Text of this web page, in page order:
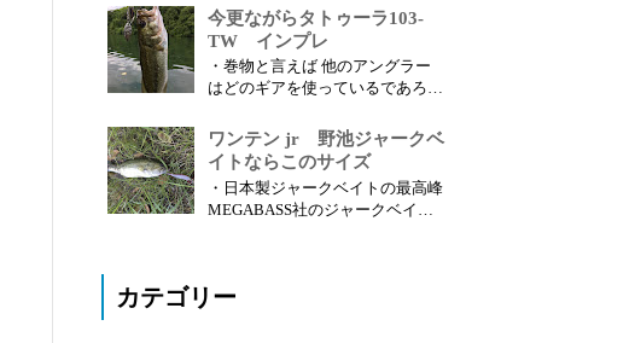
様のワームが出ているがその中で
もお気に入りというものがある。
それが ケイテック・イージーシ
ェイカー だ。ケイテック自体余
り知られていないメーカーなのか
社のワ...
今更ながらタトゥーラ103-
TW インプレ
・巻物と言えば 他のアングラー
はどのギアを使っているであろう
のリールはハイギアが主流となっ
ている。現在の流行りはハイギア
によるプラグ高速巻きでバイトさ
せることが多いと思うが、実はこ
の ハイギアが苦手 だったりす
ワンテン jr 野池ジャークベ
イトならこのサイズ
・日本製ジャークベイトの最高峰
MEGABASS社のジャークベイ
る。2000年のバスマスタークラシ
カテゴリー